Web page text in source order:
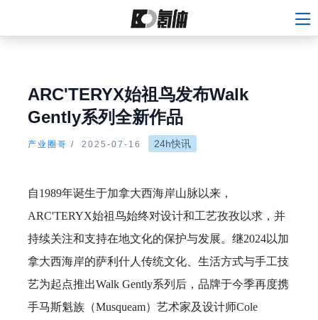
ARC'TERYX始祖鸟发布Walk
Gently系列全新作品
产业圈哥 / 2025-07-16 24h快讯
自1989年诞生于加拿大西海岸山脉以来，
ARC'TERYX始祖鸟始终对设计和工艺孜孜以求，并
持续关注和支持在地文化的保护与发展。继2024以加
拿大西海岸的萨利什人传统文化、生活方式与手工技
艺为起点推出Walk Gently系列后，品牌于今季再度携
手马斯魁族（Musqueam）艺术家及设计师Cole